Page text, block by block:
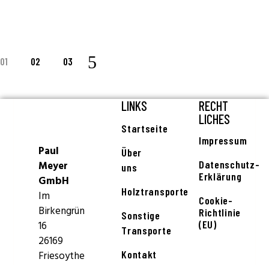
01 02 03
Paul
Meyer
GmbH
Im
Birkengrün
16
26169
Friesoythe
LINKS
Startseite
Über
uns
Holztransporte
Sonstige
Transporte
Kontakt
RECHT
LICHES
Impressum
Datenschutz-
Erklärung
Cookie-
Richtlinie
(EU)